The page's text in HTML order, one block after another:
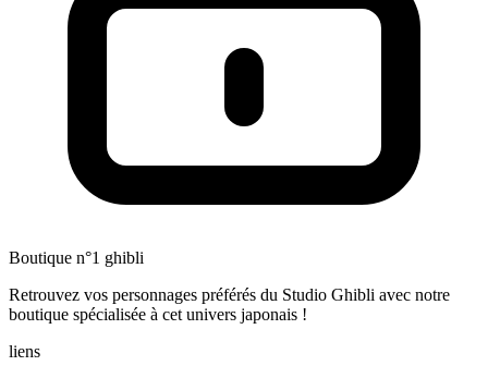
Boutique n°1 ghibli
Retrouvez vos personnages préférés du Studio Ghibli avec notre
boutique spécialisée à cet univers japonais !
liens